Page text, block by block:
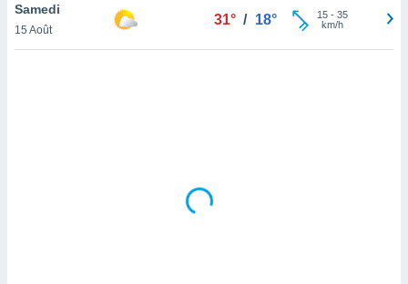
de
Samedi
15 Août
31° / 18° 15- 35
km/h